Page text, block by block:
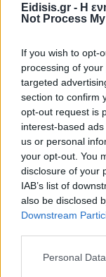
Eidisis.gr - Η
Not Process
If you wish to opt-
processing of
targeted
section to confirm
opt-out request is
interest-based
us or personal
your opt-out. You
disclosure of your
IAB’s list of
also be disclosed
Downstream
Personal
Πρωινή 5-8-2026
Ειδήσεις